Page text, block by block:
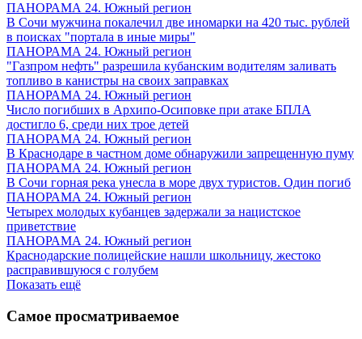
ПАНОРАМА 24. Южный регион
В Сочи мужчина покалечил две иномарки на 420 тыс. рублей
в поисках "портала в иные миры"
ПАНОРАМА 24. Южный регион
"Газпром нефть" разрешила кубанским водителям заливать
топливо в канистры на своих заправках
ПАНОРАМА 24. Южный регион
Число погибших в Архипо-Осиповке при атаке БПЛА
достигло 6, среди них трое детей
ПАНОРАМА 24. Южный регион
В Краснодаре в частном доме обнаружили запрещенную пуму
ПАНОРАМА 24. Южный регион
В Сочи горная река унесла в море двух туристов. Один погиб
ПАНОРАМА 24. Южный регион
Четырех молодых кубанцев задержали за нацистское
приветствие
ПАНОРАМА 24. Южный регион
Краснодарские полицейские нашли школьницу, жестоко
расправившуюся с голубем
Показать ещё
Самое просматриваемое